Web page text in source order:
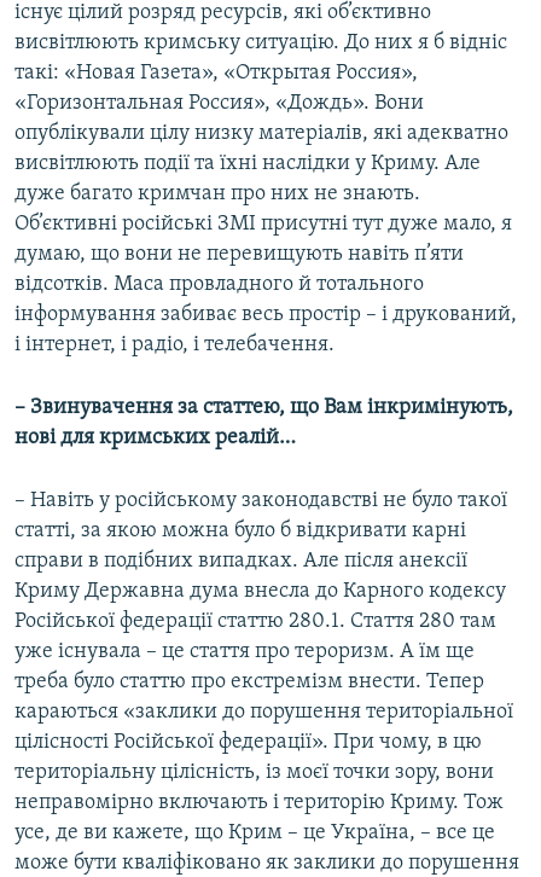
існує цілий розряд ресурсів, які об’єктивно
висвітлюють кримську ситуацію. До них я б відніс
такі: «Новая Газета», «Открытая Россия»,
«Горизонтальная Россия», «Дождь». Вони
опублікували цілу низку матеріалів, які адекватно
висвітлюють події та їхні наслідки у Криму. Але
дуже багато кримчан про них не знають.
Об’єктивні російські ЗМІ присутні тут дуже мало, я
думаю, що вони не перевищують навіть п’яти
відсотків. Маса провладного й тотального
інформування забиває весь простір – і друкований,
і інтернет, і радіо, і телебачення.
– Звинувачення за статтею, що Вам інкримінують,
нові для кримських реалій…
– Навіть у російському законодавстві не було такої
статті, за якою можна було б відкривати карні
справи в подібних випадках. Але після анексії
Криму Державна дума внесла до Карного кодексу
Російської федерації статтю 280.1. Стаття 280 там
уже існувала – це стаття про тероризм. А їм ще
треба було статтю про екстремізм внести. Тепер
караються «заклики до порушення територіальної
цілісності Російської федерації». При чому, в цю
територіальну цілісність, із моєї точки зору, вони
неправомірно включають і територію Криму. Тож
усе, де ви кажете, що Крим – це Україна, – все це
може бути кваліфіковано як заклики до порушення